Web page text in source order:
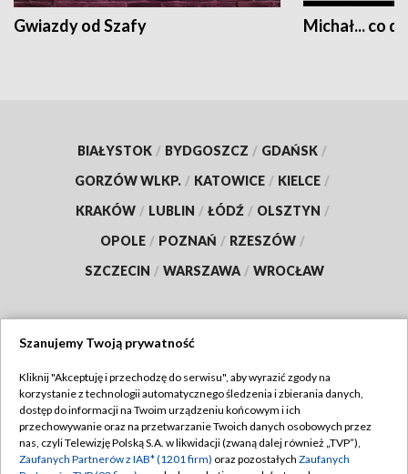
Gwiazdy od Szafy Michał... co
BIAŁYSTOK / BYDGOSZCZ / GDAŃSK /
GORZÓW WLKP. / KATOWICE / KIELCE /
KRAKÓW / LUBLIN / ŁÓDŹ / OLSZTYN /
OPOLE / POZNAŃ / RZESZÓW /
SZCZECIN / WARSZAWA / WROCŁAW
TVP
Abonament TVP
Emisja w TVP
Regulamin TVP
Polityka prywatności
Szanujemy Twoją prywatność
Kliknij "Akceptuję i przechodzę do serwisu", aby wyrazić zgody na
korzystanie z technologii automatycznego śledzenia i zbierania danych,
dostęp do informacji na Twoim urządzeniu końcowym i ich
przechowywanie oraz na przetwarzanie Twoich danych osobowych przez
nas, czyli Telewizję Polską S.A. w likwidacji (zwaną dalej również „TVP”),
Zaufanych Partnerów z IAB* (1201 firm) oraz pozostałych Zaufanych